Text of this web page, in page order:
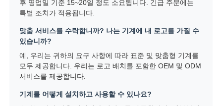
후 영업일 기준 15~20일 정도 소요됩니다. 긴급 주문에는
특별 조치가 적용됩니다.
맞춤 서비스를 수락합니까? 나는 기계에 내 로고를 가질 수
있습니까?
예, 우리는 귀하의 요구 사항에 따라 표준 및 맞춤형 기계를
모두 제공합니다. 우리는 로고 배치를 포함한 OEM 및 ODM
서비스를 제공합니다.
기계를 어떻게 설치하고 사용할 수 있나요?